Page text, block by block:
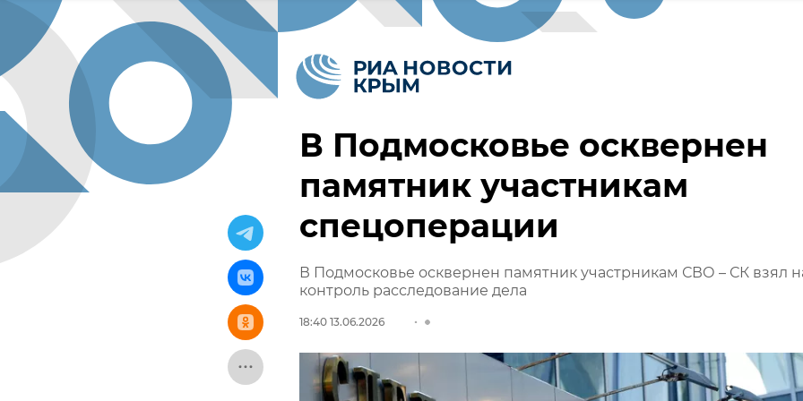
В Подмосковье осквернен
памятник участникам
спецоперации
В Подмосковье осквернен памятник участрникам СВО – СК взял
контроль расследование дела
18:40 13.06.2026